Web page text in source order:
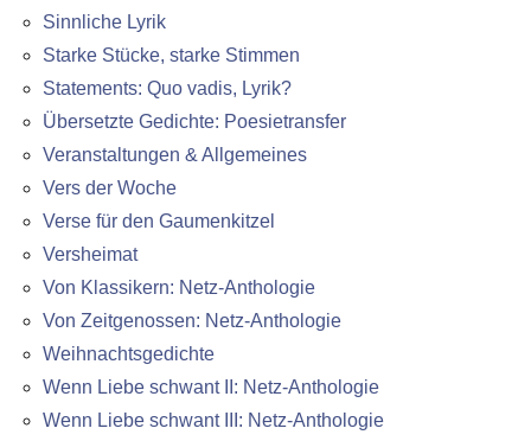
Sinnliche Lyrik
Starke Stücke, starke Stimmen
Statements: Quo vadis, Lyrik?
Übersetzte Gedichte: Poesietransfer
Veranstaltungen & Allgemeines
Vers der Woche
Verse für den Gaumenkitzel
Versheimat
Von Klassikern: Netz-Anthologie
Von Zeitgenossen: Netz-Anthologie
Weihnachtsgedichte
Wenn Liebe schwant II: Netz-Anthologie
Wenn Liebe schwant III: Netz-Anthologie